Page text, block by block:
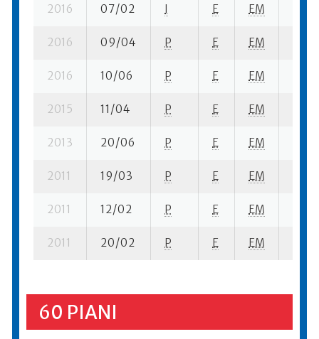
2016 07/02 I E EM
2016 09/04 P E EM
2016 10/06 P E EM
2015 11/04 P E EM
2013 20/06 P E EM
2011 19/03 P E EM
2011 12/02 P E EM
2011 20/02 P E EM
60 PIANI